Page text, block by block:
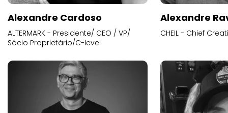
Alexandre Cardoso
ALTERMARK - Presidente/ CEO / VP/
Sócio Proprietário/C-level
Alexandre
CHEIL - Chief